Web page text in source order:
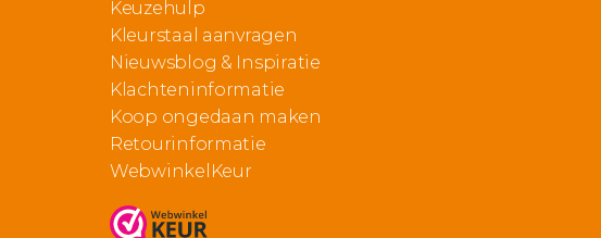
Keuzehulp
Kleurstaal aanvragen
Nieuwsblog & Inspiratie
Klachteninformatie
Koop ongedaan maken
Retourinformatie
WebwinkelKeur